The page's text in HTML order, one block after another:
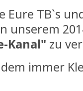
TB`s
unserem
Kanal" zu
immer